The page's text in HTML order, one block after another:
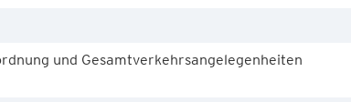
und Gesamtverkehrsangelegenheiten